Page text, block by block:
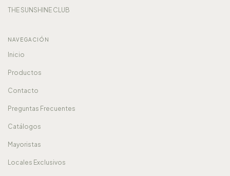
THE SUNSHINE CLUB
NAVEGACIÓN
Inicio
Productos
Contacto
Preguntas Frecuentes
Catálogos
Mayoristas
Locales Exclusivos